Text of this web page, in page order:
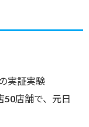
実証実験
店舗で、元日